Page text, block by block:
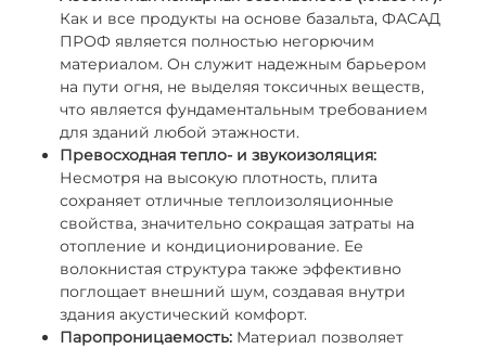
Как и все продукты на основе базальта, ФАСАД
ПРОФ является полностью негорючим
материалом. Он служит надежным барьером
на пути огня, не выделяя токсичных веществ,
что является фундаментальным требованием
для зданий любой этажности.
Превосходная тепло- и звукоизоляция:
Несмотря на высокую плотность, плита
сохраняет отличные теплоизоляционные
свойства, значительно сокращая затраты на
отопление и кондиционирование. Ее
волокнистая структура также эффективно
поглощает внешний шум, создавая внутри
здания акустический комфорт.
Паропроницаемость: Материал позволяет